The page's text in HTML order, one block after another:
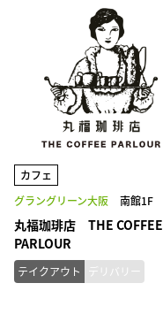
カフェ
グラングリーン大阪
南館1F
丸福珈琲店 THE COFFEE
PARLOUR
テイクアウト デリバリー